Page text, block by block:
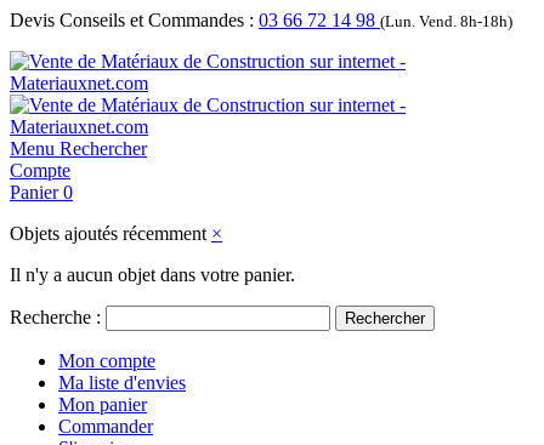
Devis Conseils et Commandes : 03 66 72 14 98 (Lun. Vend. 8h-18h)
Menu Rechercher
Compte
Panier 0
Objets ajoutés récemment ×
Il n'y a aucun objet dans votre panier.
Recherche : Rechercher
Mon compte
Ma liste d'envies
Mon panier
Commander